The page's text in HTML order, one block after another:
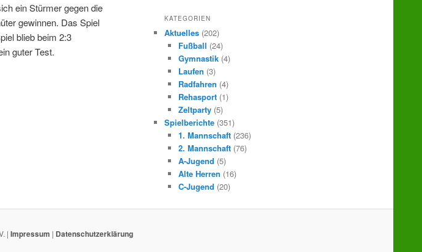
ein Stürmer gegen die
gewinnen. Das Spiel
blieb beim 2:3
guter Test.
KATEGORIEN
Aktuelles (202)
Fußball (24)
Gymnastik(4)
Laufen (3)
Radfahren (4)
Rehasport(1)
Zeltparty(5)
Spielberichte (351)
1. Mannschaft(236)
2. Mannschaft(76)
A-Jugend (5)
Alte Herren (16)
C-Jugend (20)
| Impressum | Datenschutzerklärung